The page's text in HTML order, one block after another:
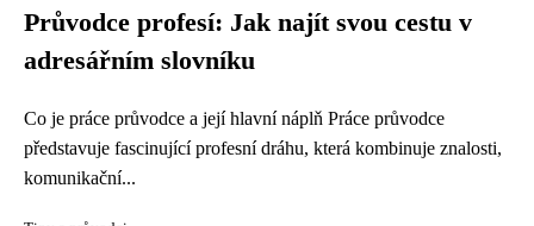
Průvodce profesí: Jak najít svou cestu v
adresářním slovníku
Co je práce průvodce a její hlavní náplň Práce průvodce
představuje fascinující profesní dráhu, která kombinuje znalosti,
komunikační...